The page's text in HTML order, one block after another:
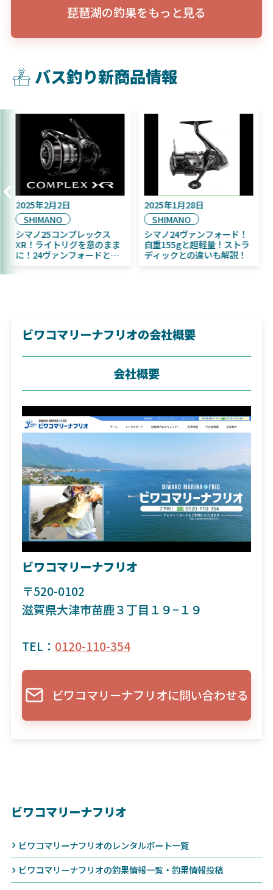
琵琶湖の釣果をもっと見る
バス釣り新商品情報
2025年9月16日
DAIWA
2025年11月発売予定！
DAIWA ふく魚／ちびふく魚
はビッグベイト初心者にお
2025年2月2日
SHIMANO
シマノ25コンプレックス
XR！ライトリグを意のまま
に！24ヴァンフォードとの
ビワコマリーナフリオの会社概要
会社概要
ビワコマリーナフリオ
〒520-0102
滋賀県大津市苗鹿３丁目１９−１９
TEL： 0120-110-354
ビワコマリーナフリオに問い合わせる
ビワコマリーナフリオ
ビワコマリーナフリオのレンタルボート一覧
ビワコマリーナフリオの釣果情報一覧・釣果情報投稿